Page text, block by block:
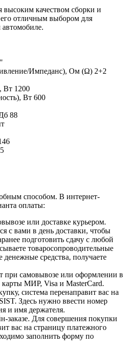
высоким качеством сборки и
отличным выбором для
Импеданс), Ом (Ω) 2+2
Вт 1200
Вт 600
88
способом. В интернет-
оплаты:
или доставке курьером.
с вами в день доставки, чтобы
подготовить сдачу с любой
товаросопроводительные
денежные средства, получаете
при самовывозе или оформлении в
карты МИР, Visa и MasterCard.
система перенаправит вас на
Здесь нужно ввести номер
и имя держателя.
заказе. Для совершения покупки
вас на страницу платежного
заполнить форму по